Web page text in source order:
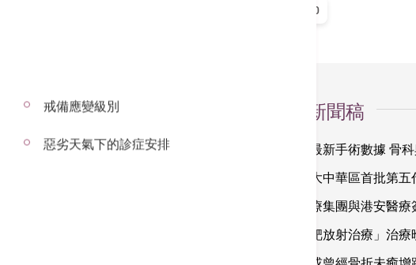
獎項
傳媒適用
2010
新聞稿
港安醫療最新手術數據 骨
港安引進大中華區首批第
大灣區醫療集團與港安醫
新型「標靶放射治療」治
戒備應變級別
惡劣天氣下的診症安排